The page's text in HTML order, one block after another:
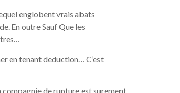
englobent vrais abats
En outre Sauf Que les
en tenant deduction… C’est
de rupture est surement